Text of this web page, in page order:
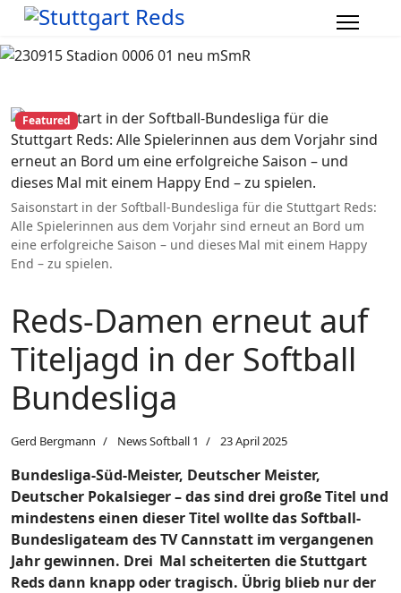
Saisonstart in der Softball-Bundesliga für die Stuttgart Reds:
Alle Spielerinnen aus dem Vorjahr sind erneut an Bord um
eine erfolgreiche Saison – und dieses Mal mit einem Happy
End – zu spielen.
Featured
Reds-Damen erneut auf
Titeljagd in der Softball
Bundesliga
Gerd Bergmann News Softball 1 23 April 2025
Bundesliga-Süd-Meister, Deutscher Meister,
Deutscher Pokalsieger – das sind drei große Titel und
mindestens einen dieser Titel wollte das Softball-
Bundesligateam des TV Cannstatt im vergangenen
Jahr gewinnen. Drei Mal scheiterten die Stuttgart
Reds dann knapp oder tragisch. Übrig blieb nur der